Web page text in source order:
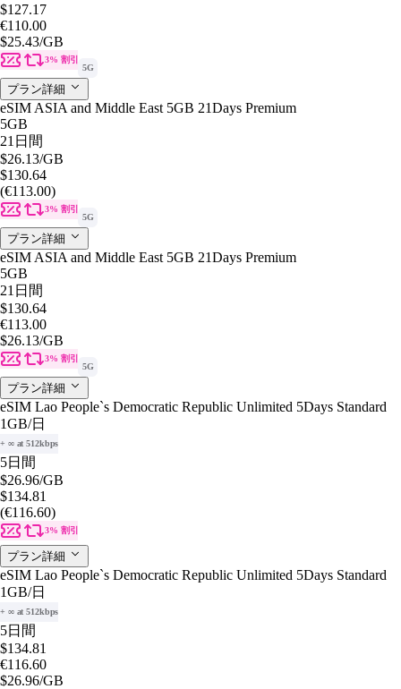
$127.17
€110.00
$25.43/GB
3% 割引
5G
プラン詳細
eSIM ASIA and Middle East 5GB 21Days Premium
5GB
21日間
$26.13/GB
$130.64
(€113.00)
3% 割引
5G
プラン詳細
eSIM ASIA and Middle East 5GB 21Days Premium
5GB
21日間
$130.64
€113.00
$26.13/GB
3% 割引
5G
プラン詳細
eSIM Lao People`s Democratic Republic Unlimited 5Days Standard
1GB/日
+ ∞ at 512kbps
5日間
$26.96/GB
$134.81
(€116.60)
3% 割引
プラン詳細
eSIM Lao People`s Democratic Republic Unlimited 5Days Standard
1GB/日
+ ∞ at 512kbps
5日間
$134.81
€116.60
$26.96/GB